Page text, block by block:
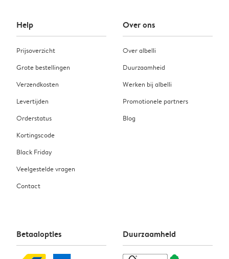
Help
Prijsoverzicht
Grote bestellingen
Verzendkosten
Levertijden
Orderstatus
Kortingscode
Black Friday
Veelgestelde vragen
Contact
Over ons
Over albelli
Duurzaamheid
Werken bij albelli
Promotionele partners
Blog
Betaalopties Duurzaamheid